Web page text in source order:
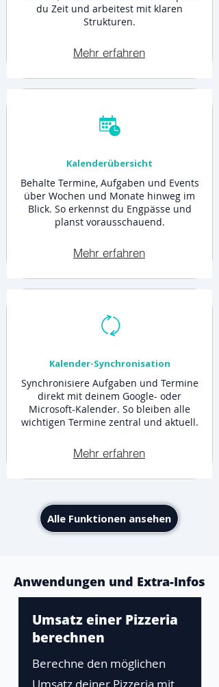
du Zeit und arbeitest mit klaren
Strukturen.
Mehr erfahren
Kalenderübersicht
Behalte Termine, Aufgaben und Events
über Wochen und Monate hinweg im
Blick. So erkennst du Engpässe und
planst vorausschauend.
Mehr erfahren
Kalender-Synchronisation
Synchronisiere Aufgaben und Termine
direkt mit deinem Google- oder
Microsoft-Kalender. So bleiben alle
wichtigen Termine zentral und aktuell.
Mehr erfahren
Alle Funktionen ansehen
Anwendungen und Extra-Infos
Umsatz einer Pizzeria
berechnen
Berechne den möglichen